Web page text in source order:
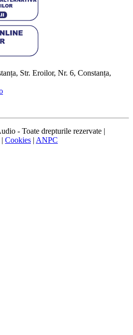
Str. Eroilor, Nr. 6, Constanța,
- Toate drepturile rezervate |
| Cookies | ANPC